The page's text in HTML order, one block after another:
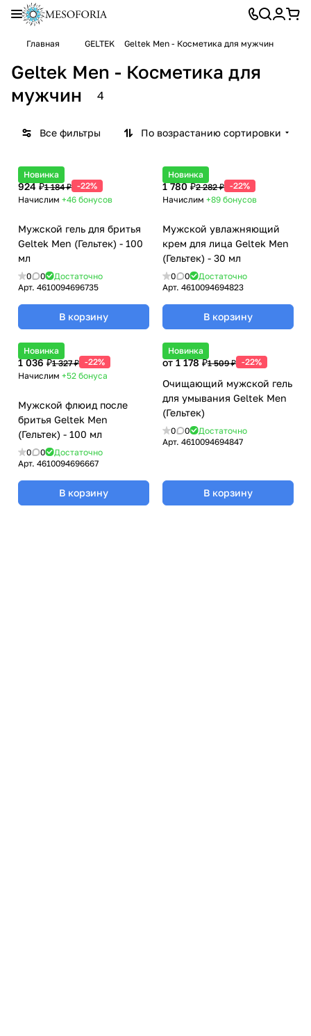
Главная GELTEK Geltek Men - Косметика для мужчин
Geltek Men - Косметика для
мужчин
4
Все фильтры По возрастанию сортировки
Новинка
924 ₽1 184 ₽ -22%
Начислим +46 бонусов
Мужской гель для бритья
Geltek Men (Гельтек) - 100
мл
0 0
Достаточно
Арт. 4610094696735
В корзину
Новинка
1 780 ₽2 282 ₽ -22%
Начислим +89 бонусов
Мужской увлажняющий
крем для лица Geltek Men
(Гельтек) - 30 мл
0 0
Достаточно
Арт. 4610094694823
В корзину
Новинка
1 036 ₽1 327 ₽ -22%
Начислим +52 бонуса
Мужской флюид после
бритья Geltek Men
(Гельтек) - 100 мл
0 0
Достаточно
Арт. 4610094696667
В корзину
Новинка
от 1 178 ₽1 509 ₽ -22%
Очищающий мужской гель
для умывания Geltek Men
(Гельтек)
0 0
Достаточно
Арт. 4610094694847
В корзину